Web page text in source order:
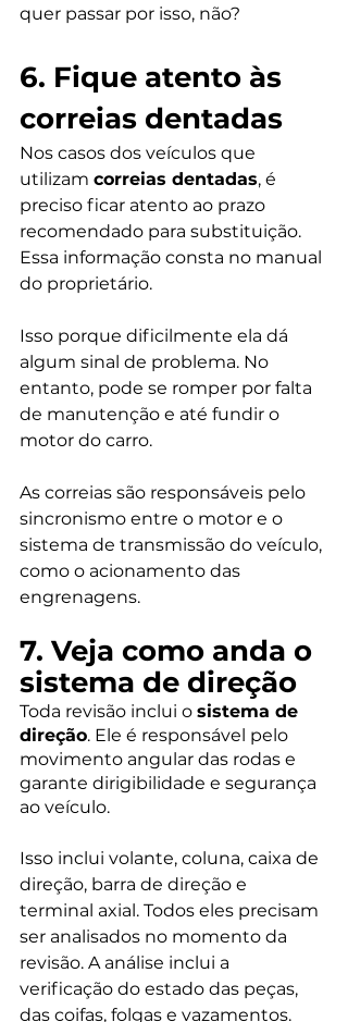
quer passar por isso, não?
6. Fique atento às
correias dentadas
Nos casos dos veículos que
utilizam correias dentadas, é
preciso ficar atento ao prazo
recomendado para substituição.
Essa informação consta no manual
do proprietário.
Isso porque dificilmente ela dá
algum sinal de problema. No
entanto, pode se romper por falta
de manutenção e até fundir o
motor do carro.
As correias são responsáveis pelo
sincronismo entre o motor e o
sistema de transmissão do veículo,
como o acionamento das
engrenagens.
7. Veja como anda o
sistema de direção
Toda revisão inclui o sistema de
direção. Ele é responsável pelo
movimento angular das rodas e
garante dirigibilidade e segurança
ao veículo.
Isso inclui volante, coluna, caixa de
direção, barra de direção e
terminal axial. Todos eles precisam
ser analisados no momento da
revisão. A análise inclui a
verificação do estado das peças,
das coifas, folgas e vazamentos.